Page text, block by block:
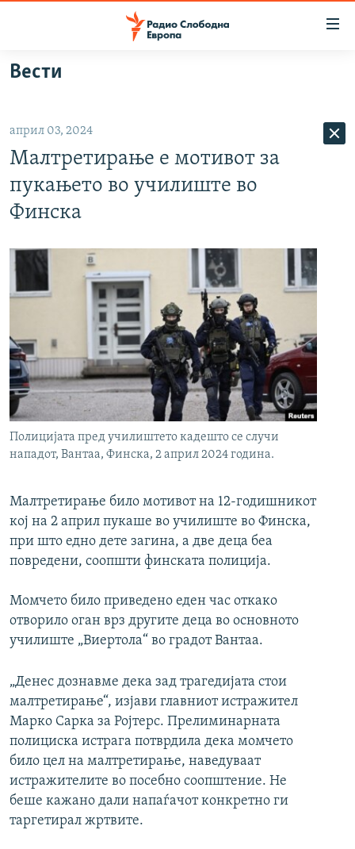
Оди
на
главната
навигација
Премини
на
ВИЗУЕЛНО
ШТО ТРЕБА ДА ЗНАЕТЕ
ПОДКАСТ ЗОШТО?
СЛЕДЕТЕ НЕ
РСЕ веб страници
Вести
април 03, 2024
Малтретирање е мотивот за
пукањето во училиште во
Финска
Полицијата пред училиштето кадешто се случи
нападот, Вантаа, Финска, 2 април 2024 година.
Малтретирање било мотивот на 12-годишникот
кој на 2 април пукаше во училиште во Финска,
при што едно дете загина, а две деца беа
повредени, соопшти финската полиција.
Момчето било приведено еден час откако
отворило оган врз другите деца во основното
училиште „Виертола“ во градот Вантаа.
„Денес дознавме дека зад трагедијата стои
малтретирање“, изјави главниот истражител
Марко Сарка за Ројтерс. Прелиминарната
полициска истрага потврдила дека момчето
било цел на малтретирање, наведуваат
истражителите во посебно соопштение. Не
беше кажано дали напаѓачот конкретно ги
таргетирал жртвите.